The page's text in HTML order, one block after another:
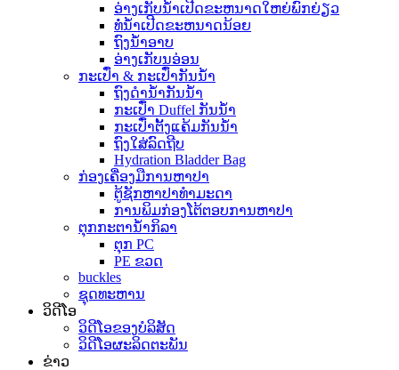
ອ່າງເກັບນໍ້າເປີດຂະຫນາດໃຫຍ່ພົກຍ່ຽວ
ທໍ່ນ້ໍາເປີດຂະຫນາດນ້ອຍ
ຖົງນໍ້າອາບ
ອ່າງເກັບນອ່ອນ
ກະເປົ໋າ & ກະເປົ໋າກັນນໍ້າ
ຖົງດໍານ້ໍາກັນນ້ໍາ
ກະເປົ໋າ Duffel ກັນນ້ໍາ
ກະເປົ໋າຕັ້ງແຄ້ມກັນນ້ຳ
ຖົງໃສ່ລົດຖີບ
Hydration Bladder Bag
ກ່ອງເຄື່ອງມືການຫາປາ
ຕູ້ຊັກຫາປາທຳມະດາ
ການພິມກ່ອງໂຕ້ຕອບການຫາປາ
ຕຸກກະຕານ້ຳກິລາ
ຕຸກ PC
PE ຂວດ
buckles
ຊຸດທະຫານ
ວິດີໂອ
ວິດີໂອຂອງບໍລິສັດ
ວິດີໂອຜະລິດຕະພັນ
ຂ່າວ